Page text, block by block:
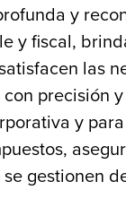
y
y fiscal,
las
precisión
y
gestionen